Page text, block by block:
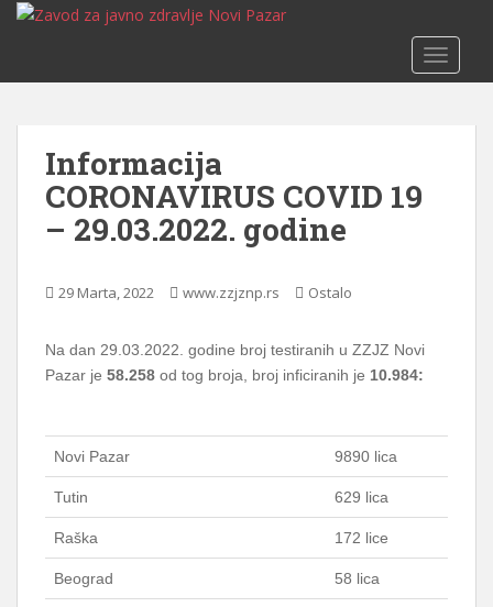
p
Informacija
CORONAVIRUS COVID 19
– 29.03.2022. godine
29 Marta, 2022 www.zzjznp.rs Ostalo
Na dan 29.03.2022. godine broj testiranih u ZZJZ Novi
Pazar je 58.258 od tog broja, broj inficiranih je 10.984:
Novi Pazar 9890 lica
Tutin 629 lica
Raška 172 lice
Beograd 58 lica